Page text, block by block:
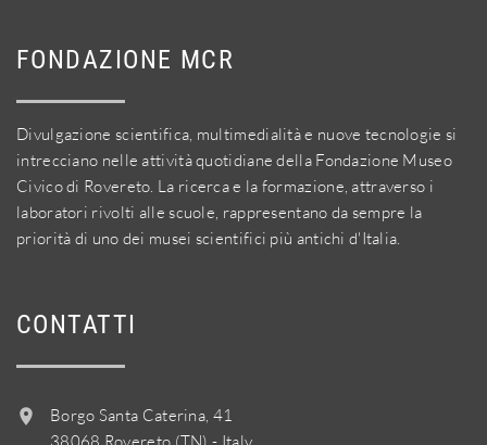
FONDAZIONE MCR
Divulgazione scientifica, multimedialità e nuove tecnologie si
intrecciano nelle attività quotidiane della Fondazione Museo
Civico di Rovereto. La ricerca e la formazione, attraverso i
laboratori rivolti alle scuole, rappresentano da sempre la
priorità di uno dei musei scientifici più antichi d'Italia.
CONTATTI
Borgo Santa Caterina, 41